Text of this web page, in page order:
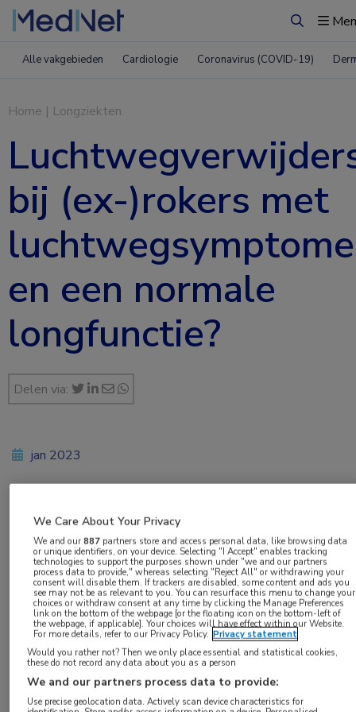
Zoeken
Alle vakgebieden Cardiologie Coronavirus (COVID-19)
Home | Longziekten
bij (ex-)rokers met
en een normale
longfunctie?
Delen via:
Behandeling met indacaterol plus
jan 2023
Vakgebieden:
Huisartsgeneeskunde, Longziekten
Tags:
glycopyrronium,indacaterol,roken
We Care About Your Privacy
We and our887partners store and access personal data, like browsing data
or unique identifiers, on your device. Selecting "I Accept" enables tracking
technologies to support the purposes shown under "we and our partners
process data to provide," whereas selecting "Reject All" or withdrawing your
consent will disable them. If trackers are disabled, some content and ads you
see may not be as relevant to you. You can resurface this menu to change your
choices or withdraw consent at any time by clicking the Manage Preferences
link on the bottom of the webpage [or the floating icon on the bottom-left of
the webpage, if applicable]. Your choices will have effect within our Website.
For more details, refer to our Privacy Policy. Privacy statement
Would you rather not? Then we only place essential and statistical cookies,
these do not record any data about you as a person
We and our partners process data to provide:
Use precise geolocation data. Actively scan device characteristics for